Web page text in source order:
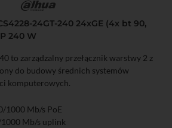
24GT-240 24xGE (4x bt 90,
240 W
to zarządzalny przełącznik warstwy 2 z
do budowy średnich systemów
komputerowych.
1000 Mb/s PoE
Mb/s uplink